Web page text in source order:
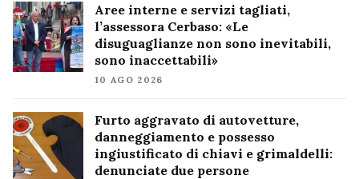
Aree interne e servizi tagliati,
l’assessora Cerbaso: «Le
disuguaglianze non sono inevitabili,
sono inaccettabili»
10 AGO 2026
Furto aggravato di autovetture,
danneggiamento e possesso
ingiustificato di chiavi e grimaldelli:
denunciate due persone